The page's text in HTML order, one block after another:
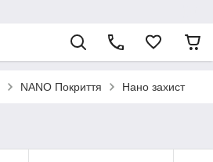
NANO Покриття Нано захист